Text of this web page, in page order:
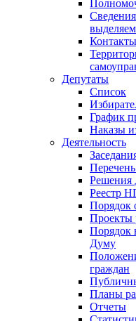
Контакты
Депутаты
Список
График
Наказы
Деятельность
Реестр
Порядок
Порядок
Думу
граждан
Планы
Отчеты